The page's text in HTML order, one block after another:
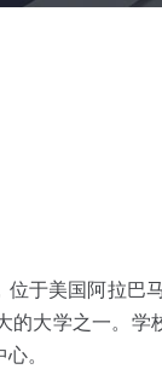
于美国阿拉巴
的大学之一。
。